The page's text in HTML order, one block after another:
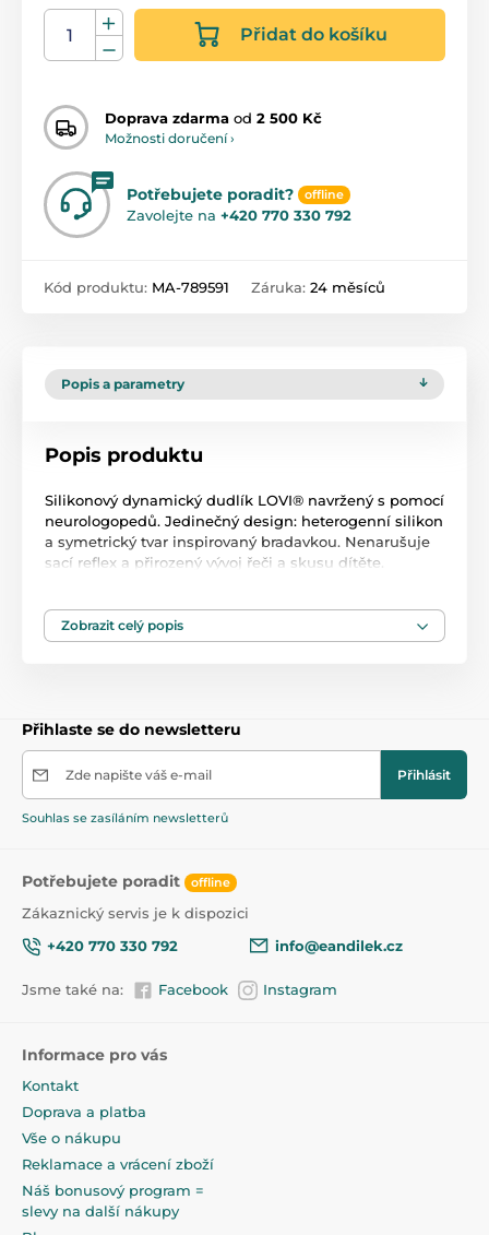
Přidat do košíku
Doprava zdarma od 2 500 Kč
Možnosti doručení ›
Potřebujete poradit? offline
Zavolejte na +420 770 330 792
Kód produktu: MA-789591 Záruka: 24 měsíců
Popis a parametry
Popis produktu
Silikonový dynamický dudlík LOVI® navržený s pomocí
neurologopedů. Jedinečný design: heterogenní silikon
a symetrický tvar inspirovaný bradavkou. Nenarušuje
sací reflex a přirozený vývoj řeči a skusu dítěte.
Podrobnosti:
zabraňuje reflexu kousání gumičky
nenarušuje přirozený vývoj řeči a skusu dítěte
Vyrobeno z nehomogenní silikonové vrstvy, která
umožňuje smršťování a roztahování při sání dítěte;
symetrický tvar gumičky se podobá matčině bradavce.
Číslo 1 mezi dudlíky
Potvrzeno ve spotřebitelském průzkumu provedeném
listopad 2018.
Zobrazit celý popis
Přihlaste se do newsletteru
Zde napište váš e-mail Přihlásit
Souhlas se zasíláním newsletterů
Potřebujete poradit offline
Zákaznický servis je k dispozici
+420 770 330 792
info@eandilek.cz
Jsme také na: Facebook Instagram
Informace pro vás
Kontakt
Doprava a platba
Vše o nákupu
Reklamace a vrácení zboží
Náš bonusový program =
slevy na další nákupy